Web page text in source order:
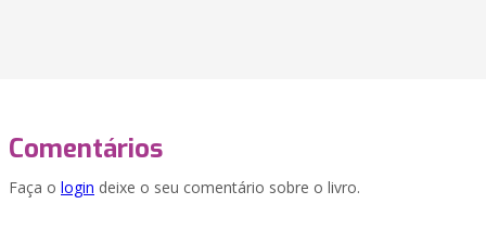
Comentários
Faça o login deixe o seu comentário sobre o livro.